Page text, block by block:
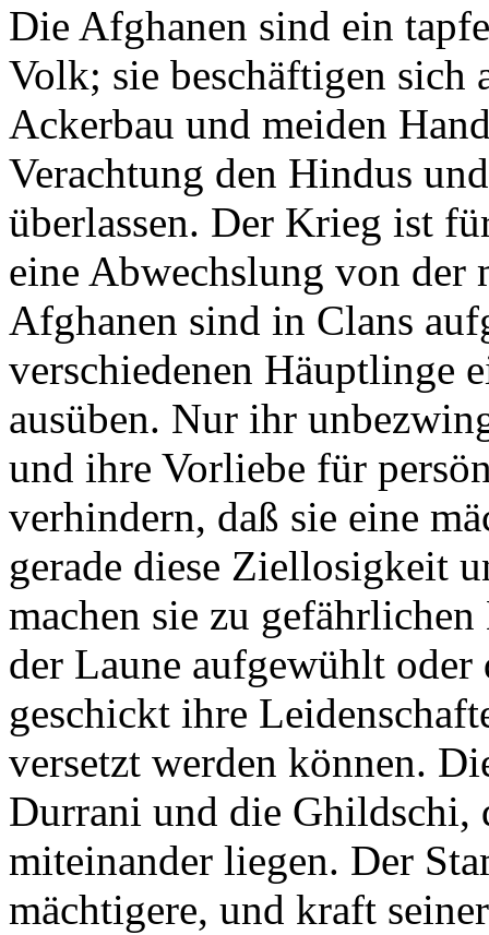
Die Afghanen sind ein
Volk; sie beschäftigen
Ackerbau und meiden
Verachtung den Hindus
überlassen. Der Krieg ist
eine Abwechslung von der
Afghanen sind in Clans
verschiedenen Häuptlinge
ausüben. Nur ihr
und ihre Vorliebe für
verhindern, daß sie eine
gerade diese Ziellosigkeit
machen sie zu
der Laune aufgewühlt
geschickt ihre
versetzt werden können.
Durrani und die Ghildschi,
miteinander liegen. Der
mächtigere, und kraft